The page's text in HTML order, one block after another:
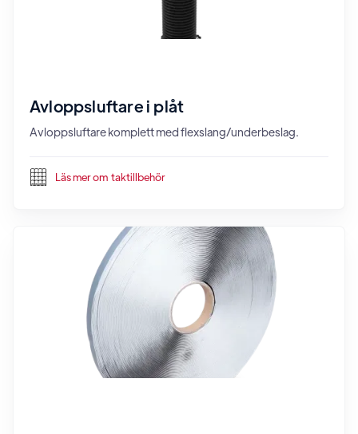
Avloppsluftare i plåt
Avloppsluftare komplett med flexslang/underbeslag.
Läs mer om taktillbehör